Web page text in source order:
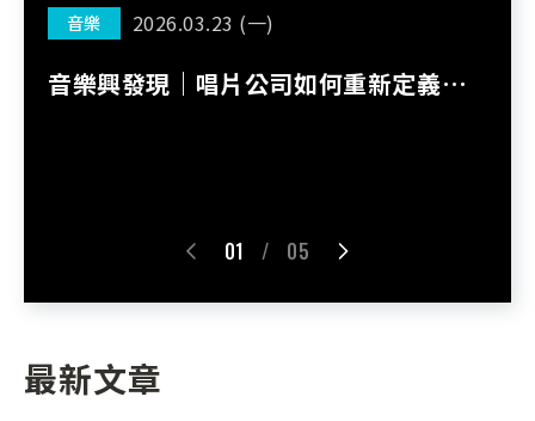
音樂 2026.03.23 (一)
音樂興發現｜唱片公司如何重新定義粉
01 / 05
最新文章